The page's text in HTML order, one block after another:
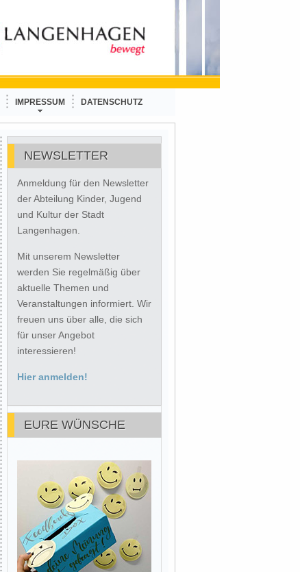
IMPRESSUM DATENSCHUTZ
NEWSLETTER
Anmeldung für den Newsletter
der Abteilung Kinder, Jugend
und Kultur der Stadt
Langenhagen.
Mit unserem Newsletter
werden Sie regelmäßig über
aktuelle Themen und
Veranstaltungen informiert. Wir
freuen uns über alle, die sich
für unser Angebot
interessieren!
Hier anmelden!
EURE WÜNSCHE